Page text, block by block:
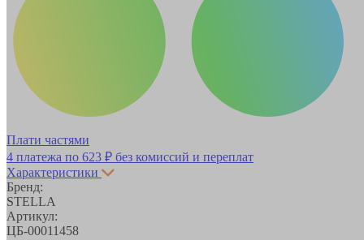
Плати частями
4 платежа по 623 ₽ без комиссий и переплат
Характеристики
Бренд:
STELLA
Артикул:
ЦБ-00011458